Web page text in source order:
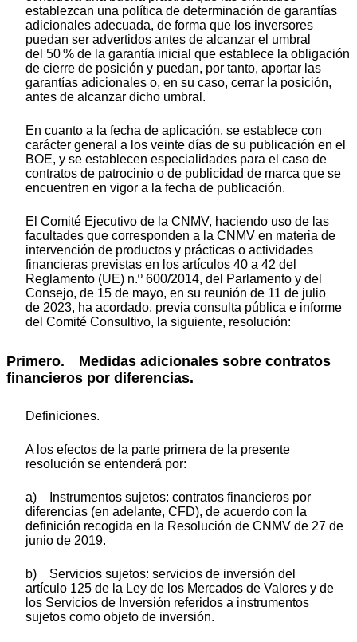
establezcan una política de determinación de garantías
adicionales adecuada, de forma que los inversores
puedan ser advertidos antes de alcanzar el umbral
del 50 % de la garantía inicial que establece la obligación
de cierre de posición y puedan, por tanto, aportar las
garantías adicionales o, en su caso, cerrar la posición,
antes de alcanzar dicho umbral.
En cuanto a la fecha de aplicación, se establece con
carácter general a los veinte días de su publicación en el
BOE, y se establecen especialidades para el caso de
contratos de patrocinio o de publicidad de marca que se
encuentren en vigor a la fecha de publicación.
El Comité Ejecutivo de la CNMV, haciendo uso de las
facultades que corresponden a la CNMV en materia de
intervención de productos y prácticas o actividades
financieras previstas en los artículos 40 a 42 del
Reglamento (UE) n.º 600/2014, del Parlamento y del
Consejo, de 15 de mayo, en su reunión de 11 de julio
de 2023, ha acordado, previa consulta pública e informe
del Comité Consultivo, la siguiente, resolución:
Primero. Medidas adicionales sobre contratos
financieros por diferencias.
Definiciones.
A los efectos de la parte primera de la presente
resolución se entenderá por:
a) Instrumentos sujetos: contratos financieros por
diferencias (en adelante, CFD), de acuerdo con la
definición recogida en la Resolución de CNMV de 27 de
junio de 2019.
b) Servicios sujetos: servicios de inversión del
artículo 125 de la Ley de los Mercados de Valores y de
los Servicios de Inversión referidos a instrumentos
sujetos como objeto de inversión.